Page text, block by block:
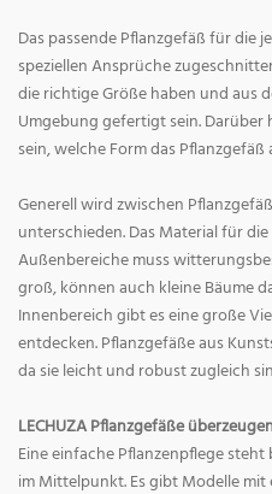
Das passende Pflanzgefäß für die
speziellen Ansprüche
die richtige Größe haben und aus
Umgebung gefertigt sein.
sein, welche Form das
Generell wird zwischen
unterschieden. Das Material für
Außenbereiche muss
groß, können auch kleine Bäume
Innenbereich gibt es eine große
entdecken. Pflanzgefäße aus
da sie leicht und robust zugleich
LECHUZA Pflanzgefäße
Eine einfache Pflanzenpflege steht
im Mittelpunkt. Es gibt Modelle